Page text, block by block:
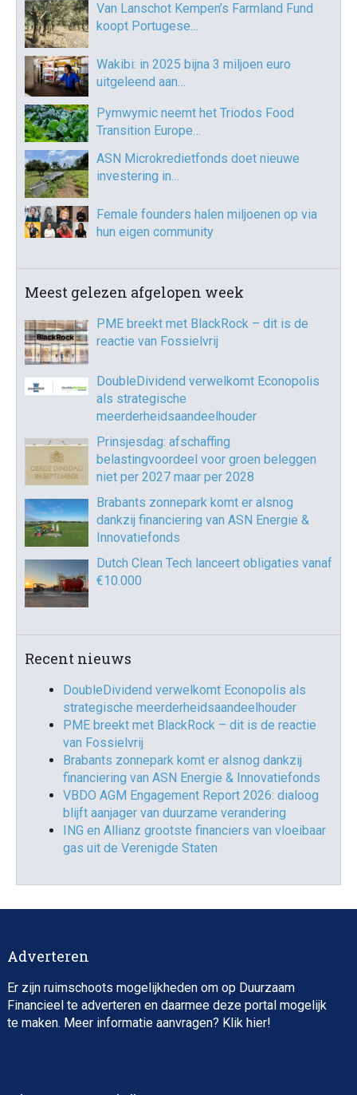
Van Lanschot Kempen’s Farmland Fund
koopt Portugese…
Wakibi: in 2025 bijna 3 miljoen euro
uitgeleend aan…
Pymwymic neemt het Triodos Food
Transition Europe…
ASN Microkredietfonds doet nieuwe
investering in…
Female founders halen miljoenen op via
hun eigen community
Meest gelezen afgelopen week
PME breekt met BlackRock – dit is de
reactie van Fossielvrij
DoubleDividend verwelkomt Econopolis
als strategische
meerderheidsaandeelhouder
Prinsjesdag: afschaffing
belastingvoordeel voor groen beleggen
niet per 2027 maar per 2028
Brabants zonnepark komt er alsnog
dankzij financiering van ASN Energie &
Innovatiefonds
Dutch Clean Tech lanceert obligaties vanaf
€10.000
Recent nieuws
DoubleDividend verwelkomt Econopolis als
strategische meerderheidsaandeelhouder
PME breekt met BlackRock – dit is de reactie
van Fossielvrij
Brabants zonnepark komt er alsnog dankzij
financiering van ASN Energie & Innovatiefonds
VBDO AGM Engagement Report 2026: dialoog
blijft aanjager van duurzame verandering
ING en Allianz grootste financiers van vloeibaar
gas uit de Verenigde Staten
Adverteren
Er zijn ruimschoots mogelijkheden om op Duurzaam
Financieel te adverteren en daarmee deze portal mogelijk
te maken. Meer informatie aanvragen? Klik hier!